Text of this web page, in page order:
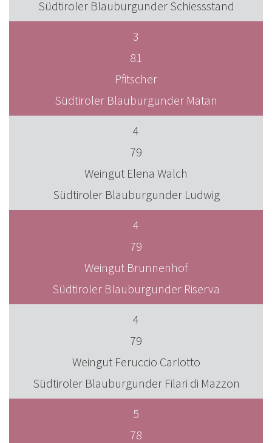
Südtiroler Blauburgunder Schiessstand
3
81
Pfitscher
Südtiroler Blauburgunder Matan
4
79
Weingut Elena Walch
Südtiroler Blauburgunder Ludwig
4
79
Weingut Brunnenhof
Südtiroler Blauburgunder Riserva
4
79
Weingut Feruccio Carlotto
Südtiroler Blauburgunder Filari di Mazzon
5
78